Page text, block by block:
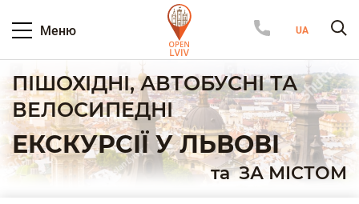
Меню
ПІШОХІДНІ, АВТОБУСНІ ТА
ВЕЛОСИПЕДНІ
ЕКСКУРСІЇ У ЛЬВОВІ
таЗА МІСТОМ